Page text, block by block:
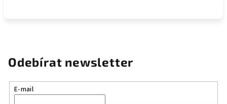
Odebírat newsletter
E-mail